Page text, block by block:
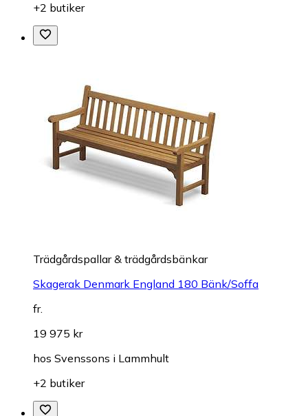
+2 butiker
Trädgårdspallar & trädgårdsbänkar
Skagerak Denmark England 180 Bänk/Soffa
fr.
19 975 kr
hos Svenssons i Lammhult
+2 butiker